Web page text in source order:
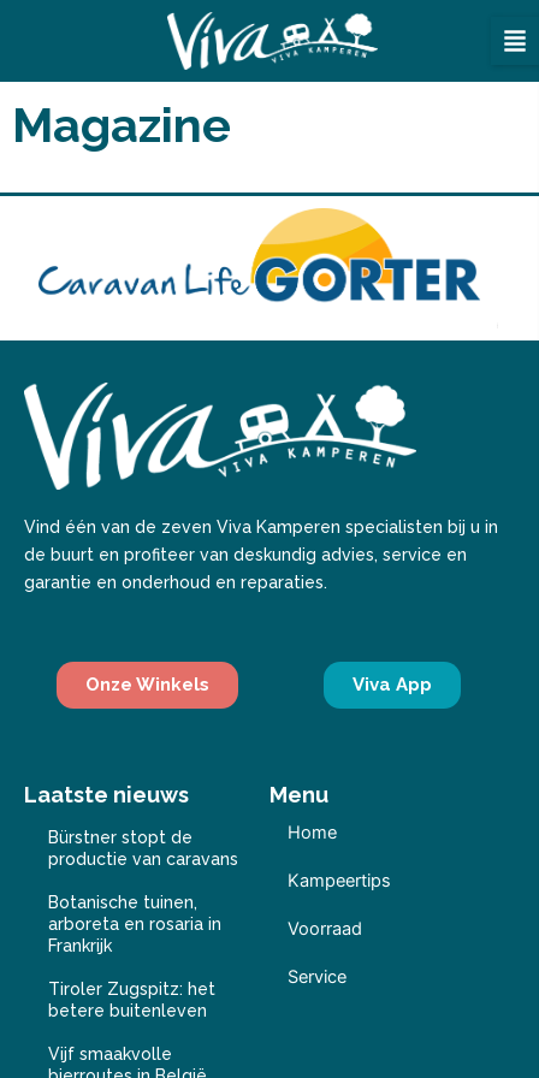
Magazine
Vind één van de zeven Viva Kamperen specialisten bij u in
de buurt en profiteer van deskundig advies, service en
garantie en onderhoud en reparaties.
Onze Winkels Viva App
Laatste nieuws
Bürstner stopt de
productie van caravans
Botanische tuinen,
arboreta en rosaria in
Frankrijk
Tiroler Zugspitz: het
betere buitenleven
Vijf smaakvolle
Menu
Home
Kampeertips
Voorraad
Service